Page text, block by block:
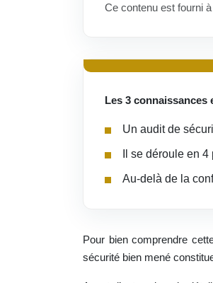
Ce contenu est fourni
Les 3 connaissances
Un audit de
Il se déroule en
Au-delà de la
Pour bien comprendre
sécurité bien mené